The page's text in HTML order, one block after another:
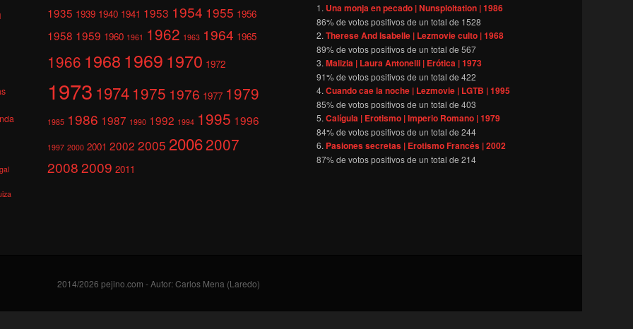
1935 1939 1940 1941 1953 1954 1955 1956
1958 1959 1960 1961 1962 1963 1964 1965
1966 1968 1969 1970 1972
1973 1974 1975 1976 1977 1979
1985 1986 1987 1990 1992 1994 1995 1996
1997 2000 2001 2002 2005 20062007
20082009 2011
Una monja en pecado | Nunsploitation | 1986
86% de votos positivos de un total de 1528
Therese And Isabelle | Lezmovie culto | 1968
89% de votos positivos de un total de567
Malizia | Laura Antonelli | Erótica | 1973
91% de votos positivos de un total de422
Cuando cae la noche | Lezmovie | LGTB | 1995
85% de votos positivos de un total de403
Calígula | Erotismo | Imperio Romano | 1979
84% de votos positivos de un total de244
Pasiones secretas | Erotismo Francés | 2002
87% de votos positivos de un total de214
2014/2026 pejino.com - Autor: Carlos Mena (Laredo)